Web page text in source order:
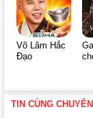
Võ Lâm Hắc
Đạo
TIN CÙNG